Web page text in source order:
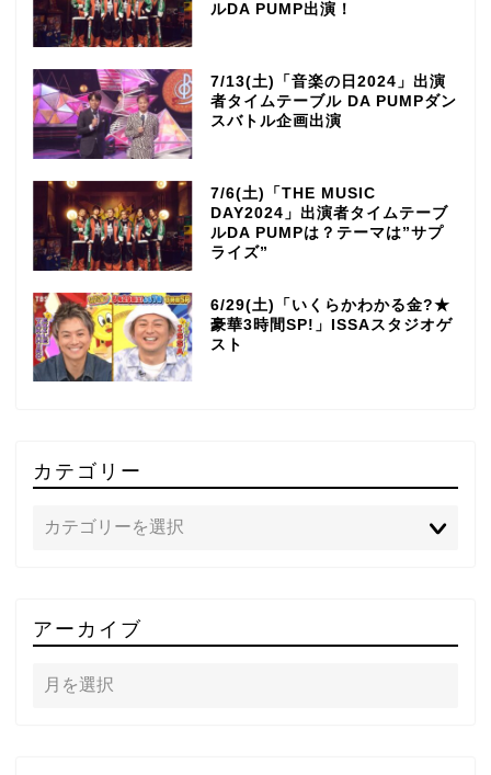
ルDA PUMP出演！
7/13(土)「音楽の日2024」出演
者タイムテーブル DA PUMPダン
スバトル企画出演
7/6(土)「THE MUSIC
DAY2024」出演者タイムテーブ
ルDA PUMPは？テーマは”サプ
ライズ”
6/29(土)「いくらかわかる金?★
豪華3時間SP!」ISSAスタジオゲ
スト
カテゴリー
アーカイブ